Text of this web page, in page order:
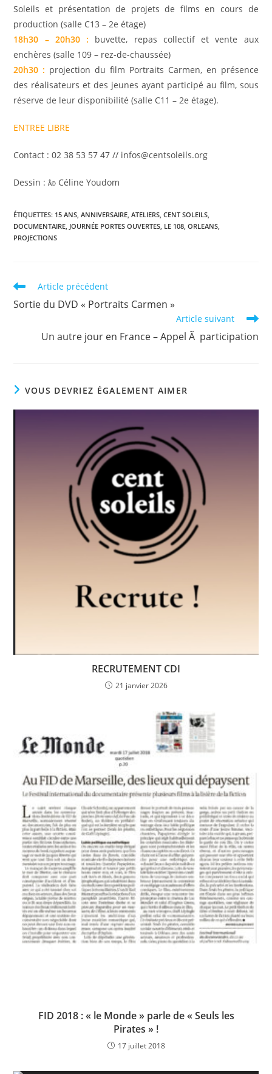
Soleils et présentation de projets de films en cours de
production (salle C13 – 2e étage)
18h30 – 20h30 : buvette, repas collectif et vente aux
enchères (salle 109 – rez-de-chaussée)
20h30 : projection du film Portraits Carmen, en présence
des réalisateurs et des jeunes ayant participé au film, sous
réserve de leur disponibilité (salle C11 – 2e étage).
ENTREE LIBRE
Contact : 02 38 53 57 47 // infos@centsoleils.org
Dessin :Â© Céline Youdom
ÉTIQUETTES: 15 ANS, ANNIVERSAIRE, ATELIERS, CENT SOLEILS,
DOCUMENTAIRE, JOURNÉE PORTES OUVERTES, LE 108, ORLEANS,
PROJECTIONS
Read
articles
Article précédent
Sortie du DVD « Portraits Carmen »
Article suivant
Un autre jour en France – Appel Ã participation
VOUS DEVRIEZ ÉGALEMENT AIMER
RECRUTEMENT CDI
21 janvier 2026
FID 2018 : « le Monde » parle de « Seuls les
Pirates » !
17 juillet 2018